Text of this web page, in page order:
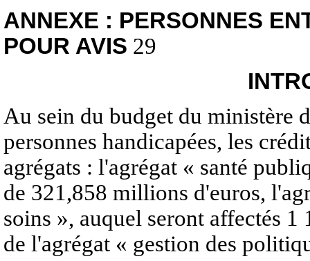
ANNEXE : PERSONNES
POUR AVIS 29
Au sein du budget du ministère
personnes handicapées, les
agrégats : l'agrégat « santé
de 321,858 millions d'euros,
soins », auquel seront affectés
de l'agrégat « gestion des